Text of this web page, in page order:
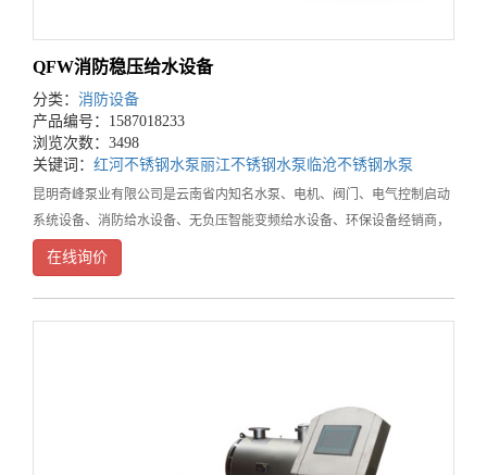
QFW消防稳压给水设备
分类： 消防设备
产品编号：1587018233
浏览次数：3498
关键词： 红河不锈钢水泵 丽江不锈钢水泵 临沧不锈钢水泵
昆明奇峰泵业有限公司是云南省内知名水泵、电机、阀门、电气控制启动
系统设备、消防给水设备、无负压智能变频给水设备、环保设备经销商，
云南不锈钢水泵专业供应商。在业内具有良好口碑和较大知名度，是省内
从事水泵、电机、阀门、电气控制启动系统设备、消防
在线询价